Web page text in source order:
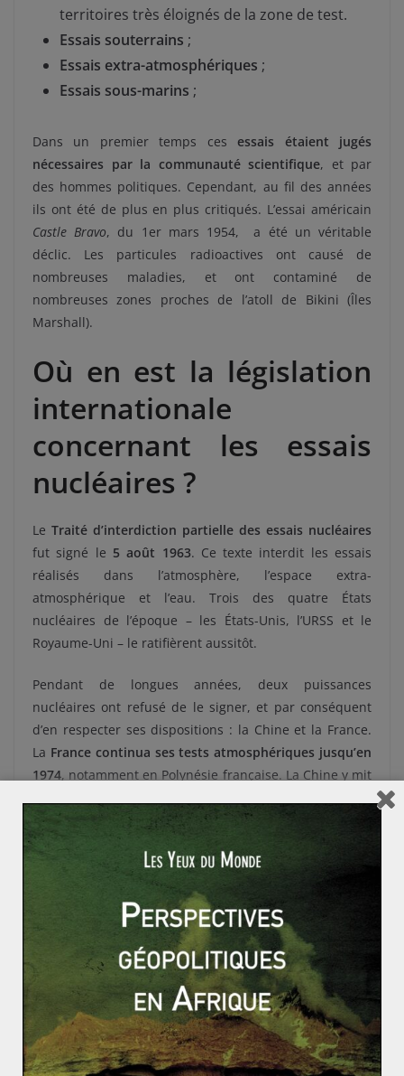
territoires très éloignés de la zone de test.
Essais souterrains ;
Essais extra-atmosphériques ;
Essais sous-marins ;
Dans un premier temps ces essais étaient jugés
nécessaires par la communauté scientifique, et par
des hommes politiques. Cependant, au fil des années
ils ont été de plus en plus critiqués. L’essai américain
Castle Bravo, du 1er mars 1954, a été un véritable
déclic. Les particules radioactives ont causé de
nombreuses maladies, et ont contaminé de
nombreuses zones proches de l’atoll de Bikini (Îles
Marshall).
Où en est la législation
internationale
concernant les essais
nucléaires ?
Le Traité d’interdiction partielle des essais nucléaires
fut signé le 5 août 1963. Ce texte interdit les essais
réalisés dans l’atmosphère, l’espace extra-
atmosphérique et l’eau. Trois des quatre États
nucléaires de l’époque – les États-Unis, l’URSS et le
Royaume-Uni – le ratifièrent aussitôt.
Pendant de longues années, deux puissances
nucléaires ont refusé de le signer, et par conséquent
d’en respecter ses dispositions : la Chine et la France.
La France continua ses tests atmosphériques jusqu’en
1974, notamment en Polynésie française. La Chine y mit
aujourd’hui les dispositions du Traité d’interdiction
partielle des essais nucléaires, ils ne l’ont jamais signé.
Pour ce qui est des essais souterrains, ils ont été
d’actualité jusqu’à la signature duTraité d’interdiction
complète des essais nucléaires (TICEN), le 24
septembre 1996. Néanmoins, le TICEN n’est toujours
pas entré en vigueur car huit États – dont la Chine, les
États-Unis, l’Iran ou encore Israël – ne l’ont pas ratifié.
Actuellement, rien ne laisse présager que le TICEN
entrera rapidement en vigueur. Pour les défenseurs
d’un monde sans arme nucléaire, cela représente